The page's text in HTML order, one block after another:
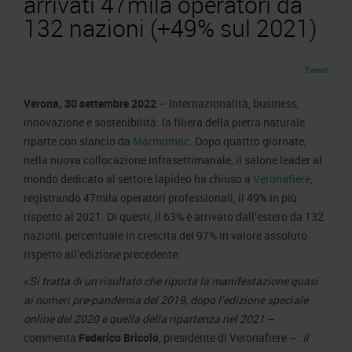
Numeri della fiera
Modello di Organizzazione, Gestione e Controllo
Codice Etico
Responsabilità ambientale
Certificazioni riconosciute
Società trasparente
Compensi Organi Societari
Bilanci Societari
Accredito Stampa Marmomac 2026
Servizi in quartiere per la stampa
Lavora con noi
132 nazioni (+49% sul 2021)
Tweet
Verona, 30 settembre 2022 – Internazionalità, business,
innovazione e sostenibilità: la filiera della pietra naturale
riparte con slancio da Marmomac. Dopo quattro giornate,
nella nuova collocazione infrasettimanale, il salone leader al
mondo dedicato al settore lapideo ha chiuso a Veronafiere,
registrando 47mila operatori professionali, il 49% in più
rispetto al 2021. Di questi, il 63% è arrivato dall’estero da 132
nazioni, percentuale in crescita del 97% in valore assoluto
rispetto all’edizione precedente.
«Si tratta di un risultato che riporta la manifestazione quasi
ai numeri pre-pandemia del 2019, dopo l’edizione speciale
online del 2020 e quella della ripartenza nel 2021 –
commenta Federico Bricolo, presidente di Veronafiere –. Il